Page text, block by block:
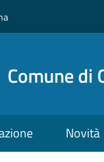
Comune di
Novità